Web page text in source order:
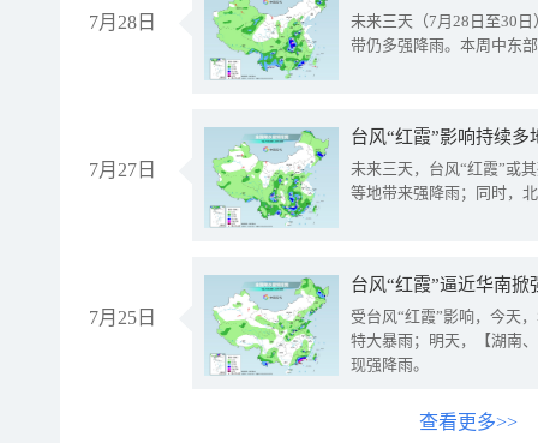
7月28日
未来三天（7月28日至30
带仍多强降雨。本周中东
7月27日
台风“红霞”影响持续
未来三天，台风“红霞”或
等地带来强降雨；同时，
7月25日
台风“红霞”逼近华南
受台风“红霞”影响，今天
特大暴雨；明天，【湖南
现强降雨。
查看更多>>